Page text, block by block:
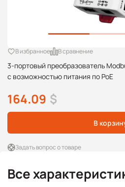
3-портовый преобразователь
с возможностью питания по PoE
В избранное В сравнение
164.09 $
В
Задать вопрос о товаре
Все